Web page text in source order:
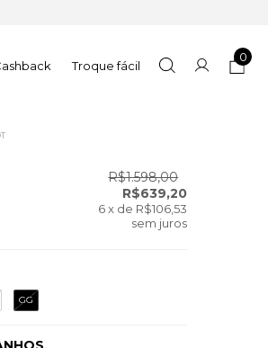
Troque fácil
0
R$1.598,00
R$639,20
6 x de R$106,53
sem juros
GG